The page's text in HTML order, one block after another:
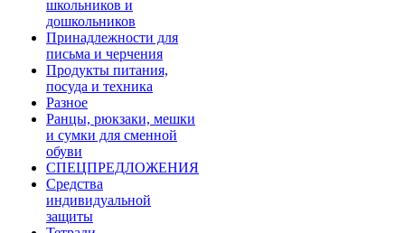
школьников и
дошкольников
Принадлежности для
письма и черчения
Продукты питания,
посуда и техника
Разное
Ранцы, рюкзаки, мешки
и сумки для сменной
обуви
СПЕЦПРЕДЛОЖЕНИЯ
Средства
индивидуальной
защиты